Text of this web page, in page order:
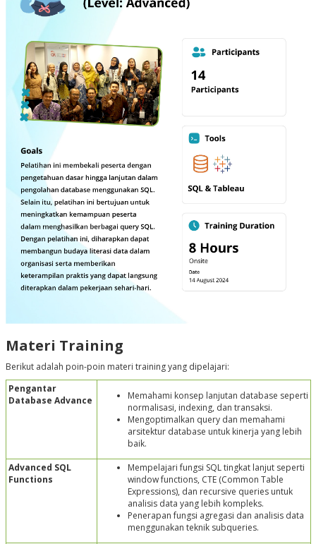
Materi Training
Berikut adalah poin-poin materi training yang dipelajari:
Pengantar
Database Advance
Memahami konsep lanjutan database seperti
normalisasi, indexing, dan transaksi.
Mengoptimalkan query dan memahami
arsitektur database untuk kinerja yang lebih
baik.
Advanced SQL
Functions
Mempelajari fungsi SQL tingkat lanjut seperti
window functions, CTE (Common Table
Expressions), dan recursive queries untuk
analisis data yang lebih kompleks.
Penerapan fungsi agregasi dan analisis data
menggunakan teknik subqueries.